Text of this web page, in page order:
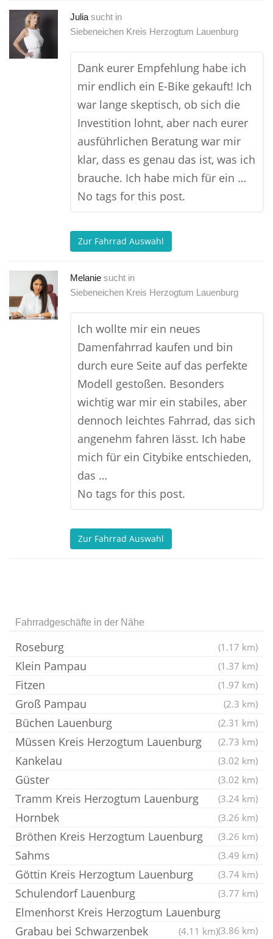
Julia sucht in
Siebeneichen Kreis Herzogtum Lauenburg
Dank eurer Empfehlung habe ich
mir endlich ein E-Bike gekauft! Ich
war lange skeptisch, ob sich die
Investition lohnt, aber nach eurer
ausführlichen Beratung war mir
klar, dass es genau das ist, was ich
brauche. Ich habe mich für ein …
No tags for this post.
Zur Fahrrad Auswahl
Melanie sucht in
Siebeneichen Kreis Herzogtum Lauenburg
Ich wollte mir ein neues
Damenfahrrad kaufen und bin
durch eure Seite auf das perfekte
Modell gestoßen. Besonders
wichtig war mir ein stabiles, aber
dennoch leichtes Fahrrad, das sich
angenehm fahren lässt. Ich habe
mich für ein Citybike entschieden,
das …
No tags for this post.
Zur Fahrrad Auswahl
Fahrradgeschäfte in der Nähe
Roseburg (1.17 km)
Klein Pampau (1.37 km)
Fitzen (1.97 km)
Groß Pampau (2.3 km)
Büchen Lauenburg (2.31 km)
Müssen Kreis Herzogtum Lauenburg (2.73 km)
Kankelau (3.02 km)
Güster (3.02 km)
Tramm Kreis Herzogtum Lauenburg (3.24 km)
Hornbek (3.26 km)
Bröthen Kreis Herzogtum Lauenburg (3.26 km)
Sahms (3.49 km)
Göttin Kreis Herzogtum Lauenburg (3.74 km)
Schulendorf Lauenburg (3.77 km)
Elmenhorst Kreis Herzogtum Lauenburg
(3.86 km)
Grabau bei Schwarzenbek (4.11 km)